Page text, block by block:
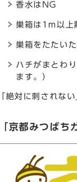
香水はNG
巣箱は1m以上
巣箱をたたい
ハチがまとわ
ます。）
「絶対に刺されな
「京都みつばち